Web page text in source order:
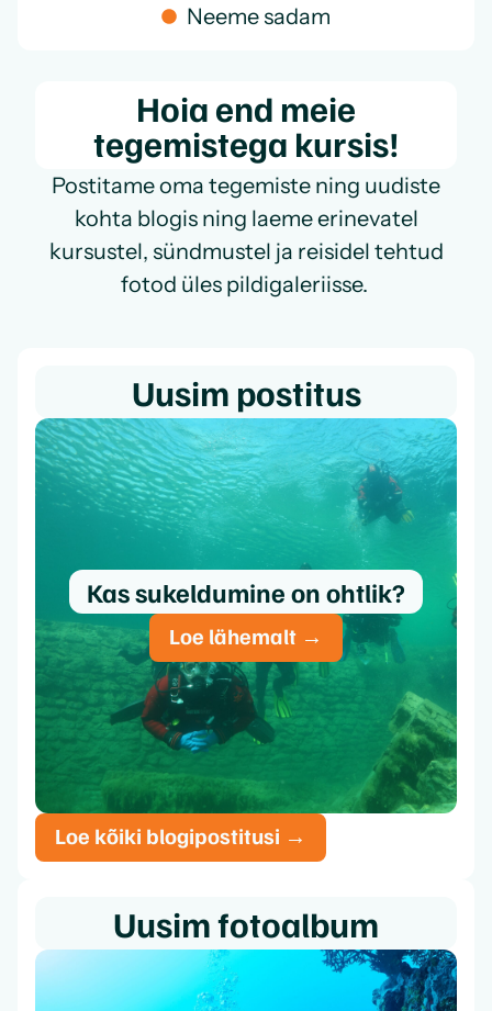
Neeme sadam
Hoia end meie
tegemistega kursis!
Postitame oma tegemiste ning uudiste
kohta blogis ning laeme erinevatel
kursustel, sündmustel ja reisidel tehtud
fotod üles pildigaleriisse.
Uusim postitus
Kas sukeldumine on ohtlik?
Loe lähemalt →
Loe kõiki blogipostitusi →
Uusim fotoalbum